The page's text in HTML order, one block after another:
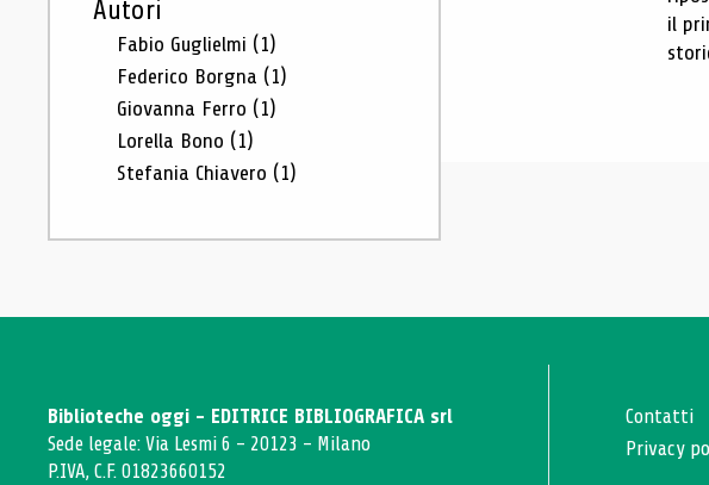
Autori
Fabio Guglielmi (1)
Federico Borgna (1)
Giovanna Ferro (1)
Lorella Bono (1)
Stefania Chiavero (1)
il
Biblioteche oggi - EDITRICE BIBLIOGRAFICA srl
Sede legale: Via Lesmi 6 - 20123 - Milano
P.IVA, C.F. 01823660152
Contatti
Privacy